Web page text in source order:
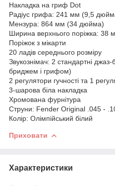
Накладка на гриф Dot
Радіус грифа: 241 мм (9,5
Мензура: 864 мм (34 дюйма)
Ширина верхнього поріжка: 38
Поріжок з мікарти
20 ладів середнього розміру
Звукознімач: 2 стандартні джаз-
бриджем і грифом)
2 регулятори гучності та 1
3-шарова біла накладка
Хромована фурнітура
Струни: Fender Original .045 -
Колір: Олімпійський білий
Приховати
Характеристики